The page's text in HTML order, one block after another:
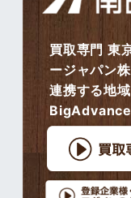
買取専門 東
ージャパン
連携する地
BigAdvance